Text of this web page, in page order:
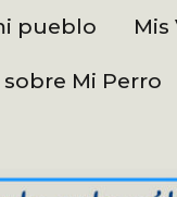
pueblo Mis
Mi Perro